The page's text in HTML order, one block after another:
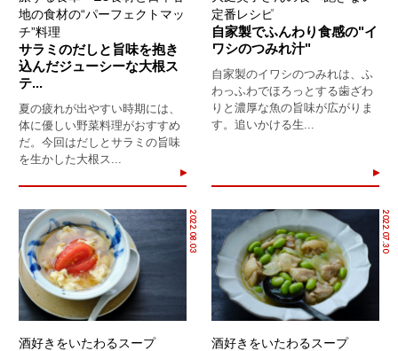
地の食材の“パーフェクトマッ
チ”料理
サラミのだしと旨味を抱き
込んだジューシーな大根ス
テ...
夏の疲れが出やすい時期には、
体に優しい野菜料理がおすすめ
だ。今回はだしとサラミの旨味
を生かした大根ス...
定番レシピ
自家製でふんわり食感の"イ
ワシのつみれ汁"
自家製のイワシのつみれは、ふ
わっふわでほろっとする歯ざわ
りと濃厚な魚の旨味が広がりま
す。追いかける生...
2022.08.03
酒好きをいたわるスープ
2022.07.30
酒好きをいたわるスープ